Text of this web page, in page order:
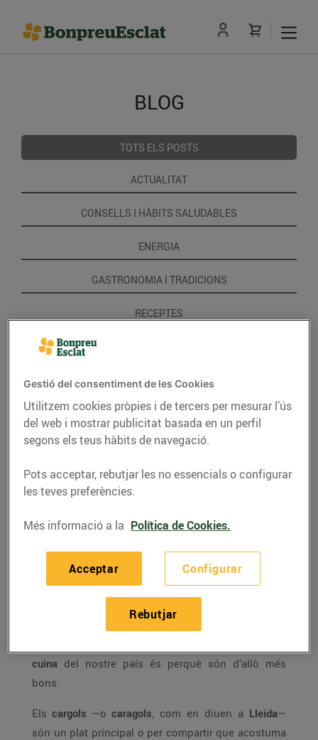
BLOG
TOTS ELS POSTS
ACTUALITAT
CONSELLS I HÀBITS SALUDABLES
ENERGIA
GASTRONOMIA I TRADICIONS
RECEPTES
GASTRONOMIA I TRADICIONS
Al maig, caragols!
Hi ha qui dubta abans de tastar-los per primera
cuina del nostre país és perquè són d’allò més
bons.
Els cargols —o caragols, com en diuen a Lleida—
són un plat principal o per compartir que acostuma
Gestió del consentiment de les Cookies
Utilitzem cookies pròpies i de tercers per mesurar l’ús
del web i mostrar publicitat basada en un perfil
segons els teus hàbits de navegació.
Pots acceptar, rebutjar les no essencials o configurar
les teves preferències.
Més informació a la Política de Cookies.
Configurar
Rebutjar
Acceptar